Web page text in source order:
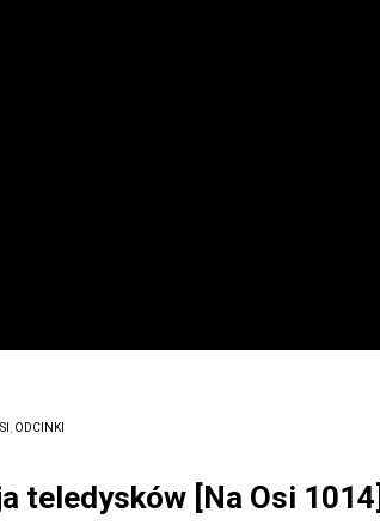
ODCINKI
teledysków [Na Osi 1014]